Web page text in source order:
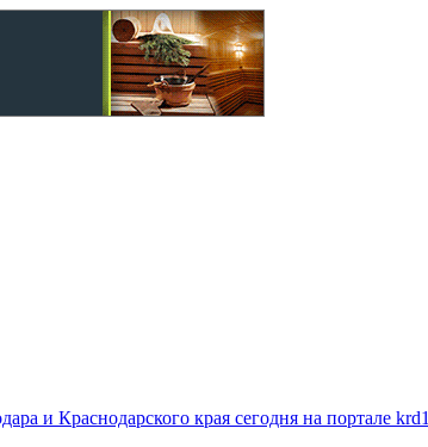
и Краснодарского края сегодня на портале krd1